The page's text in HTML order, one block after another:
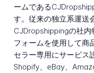
ームである
す。従来の独立系運送
CJDropshippingの社内
フォームを使用して商
セラー専用にサービス
Shopify、eBay、